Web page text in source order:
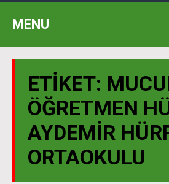
MENU
ETIKET:
ÖĞRETMEN
AYDEMIR
ORTAOKULU